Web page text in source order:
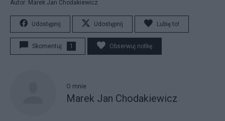
Autor: Marek Jan Chodakiewicz
Udostępnij Udostępnij Lubię to!
Skomentuj 1 Obserwuj notkę
O mnie
Marek Jan Chodakiewicz